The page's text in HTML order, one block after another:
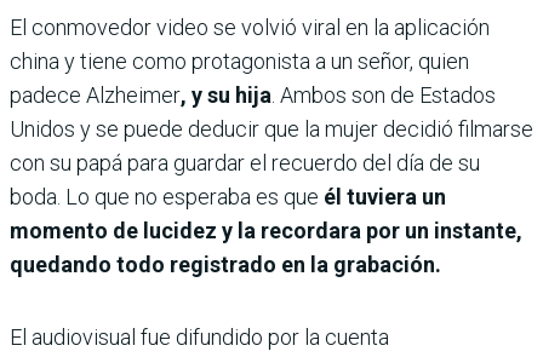
El conmovedor video se volvió viral en la aplicación
china y tiene como protagonista a un señor, quien
padece Alzheimer, y su hija . Ambos son de Estados
Unidos y se puede deducir que la mujer decidió filmarse
con su papá para guardar el recuerdo del día de su
boda. Lo que no esperaba es que él tuviera un
momento de lucidez y la recordara por un instante,
quedando todo registrado en la grabación.
El audiovisual fue difundido por la cuenta